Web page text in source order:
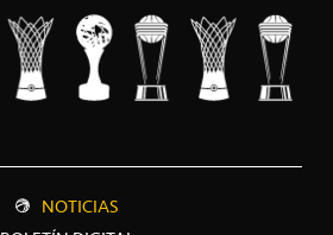
NOTICIAS